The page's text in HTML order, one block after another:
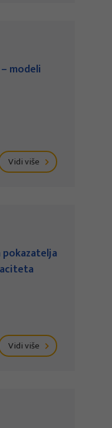
modeli
Vidi više
Vidi više